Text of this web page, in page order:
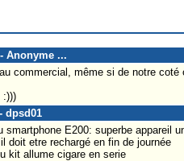
Anonyme ...
commercial, même si de notre
:)))
dpsd01
smartphone E200: superbe appareil
doit etre rechargé en fin de journée
kit allume cigare en serie